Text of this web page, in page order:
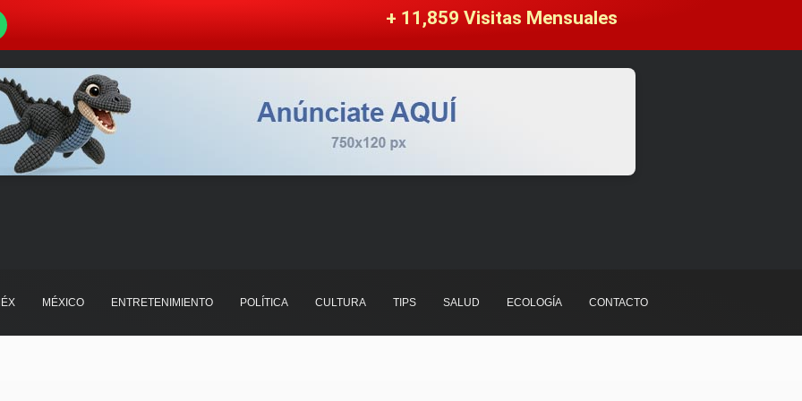
+ 11,859 Visitas Mensuales
MÉXICO ENTRETENIMIENTO POLÍTICA CULTURA TIPS SALUD ECOLOGÍA CONTACTO